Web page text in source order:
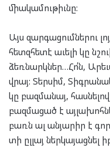
մի­ա­կա­մու­թիւնը:
Այս զար­գա­ցում­նե­րու
հետզ­հե­տէ աւե­լի կը
ձեռ­նարկ­ներ…Հո՛ն,
վրայ: Տեր­սիմ,
կը բազ­մա­նայ,
բազ­մա­ցած է
բառն ալ ան­յա­րիր է
տի ըլ­լայ ներ­կա­յաց­նել